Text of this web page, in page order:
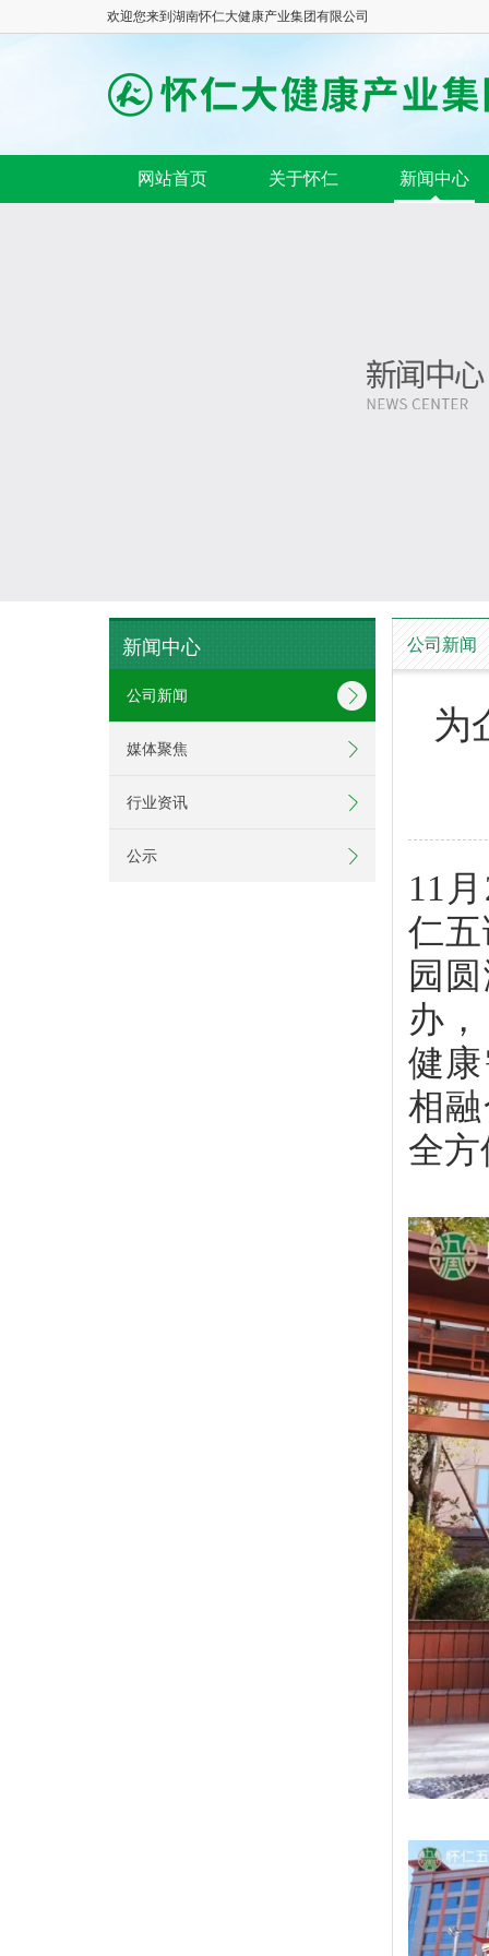
欢迎您来到湖南怀仁大健康产业集团有限公司
网站首页 关于怀仁 新闻中心
新闻中心
公司新闻
媒体聚焦
行业资讯
公示
公司新闻
为
11
仁
园
办
健
相
全方